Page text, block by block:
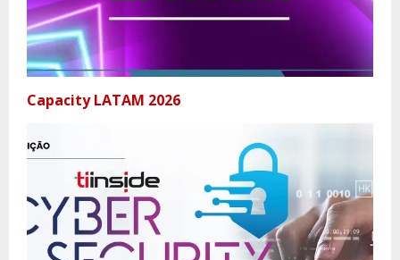
Capacity LATAM 2026